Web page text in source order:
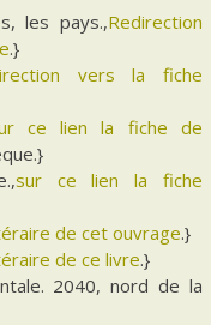
les pays.,Redirection
.}
vers la fiche
ce lien la fiche de
sur ce lien la fiche
de cet ouvrage.}
de ce livre.}
2040, nord de la